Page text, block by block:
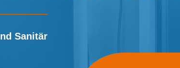
Sanitär